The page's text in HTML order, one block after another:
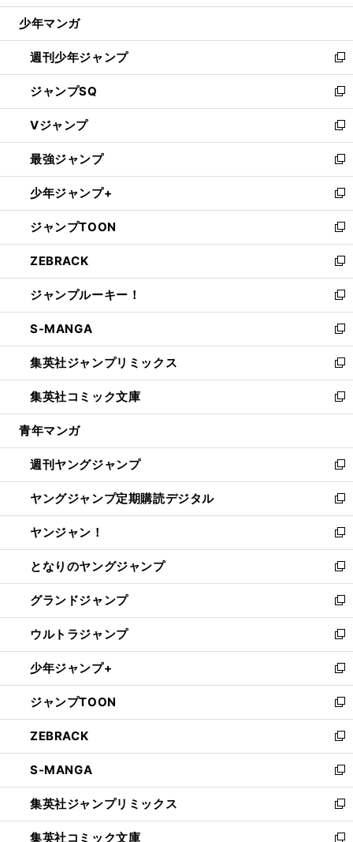
ウ
開
く
少年マンガ
週刊少年ジャンプ
新
し
い
ウ
ィ
ン
ド
ウ
で
開
く
ジャンプSQ
新
し
い
ウ
ィ
ン
ド
ウ
で
開
く
Vジャンプ
新
し
い
ウ
ィ
ン
ド
ウ
で
開
く
最強ジャンプ
新
し
い
ウ
ィ
ン
ド
ウ
で
開
く
少年ジャンプ+
新
し
い
ウ
ィ
ン
ド
ウ
で
開
く
ジャンプTOON
新
し
い
ウ
ィ
ン
ド
ウ
で
開
く
ZEBRACK
新
し
い
ウ
ィ
ン
ド
ウ
で
開
ジャンプルーキー！
新
し
い
ウ
ィ
ン
ド
ウ
開
く
S-MANGA
新
し
い
ウ
ィ
ン
ウ
で
開
く
集英社ジャンプリミックス
新
し
い
ウ
ン
ド
ウ
で
開
く
集英社コミック文庫
新
し
ウ
ィ
ン
ド
ウ
で
開
く
青年マンガ
週刊ヤングジャンプ
新
し
い
ウ
ィ
ン
ド
ウ
で
開
く
ヤングジャンプ定期購読デジタル
新
し
い
ウ
ィ
ン
ド
ウ
で
開
く
ヤンジャン！
新
し
い
ウ
ィ
ン
ド
ウ
で
開
く
となりのヤングジャンプ
新
し
い
ウ
ィ
ン
ド
ウ
で
開
く
グランドジャンプ
新
し
い
ウ
ィ
ン
ド
ウ
で
開
く
ウルトラジャンプ
新
し
い
ウ
ィ
ン
ド
ウ
で
開
く
少年ジャンプ+
新
し
い
ウ
ィ
ン
ド
ウ
で
開
く
ジャンプTOON
新
し
い
ウ
ィ
ン
ド
ウ
で
ZEBRACK
新
し
い
ウ
ィ
ン
ド
S-MANGA
新
し
い
ウ
集英社ジャンプリミックス
新
し
集英社コミック文庫